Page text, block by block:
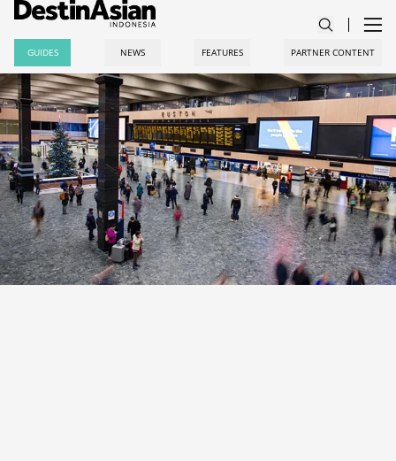
GUIDES NEWS FEATURES PARTNER CONTENT